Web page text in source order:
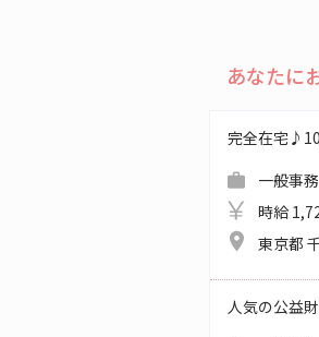
あなたに
完全在宅
一般事
時給
東京都
人気の公益